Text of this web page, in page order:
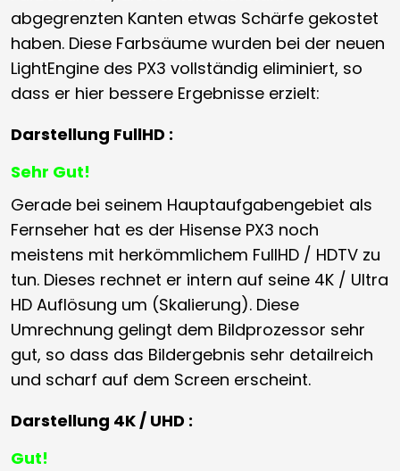
abgegrenzten Kanten etwas Schärfe gekostet
haben. Diese Farbsäume wurden bei der neuen
LightEngine des PX3 vollständig eliminiert, so
dass er hier bessere Ergebnisse erzielt:
Darstellung FullHD :
Sehr Gut!
Gerade bei seinem Hauptaufgabengebiet als
Fernseher hat es der Hisense PX3 noch
meistens mit herkömmlichem FullHD / HDTV zu
tun. Dieses rechnet er intern auf seine 4K / Ultra
HD Auflösung um (Skalierung). Diese
Umrechnung gelingt dem Bildprozessor sehr
gut, so dass das Bildergebnis sehr detailreich
und scharf auf dem Screen erscheint.
Darstellung 4K / UHD :
Gut!